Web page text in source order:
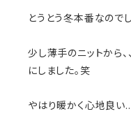
とうとう冬本番なので
少し薄手のニットから
にしました。笑
やはり暖かく心地良